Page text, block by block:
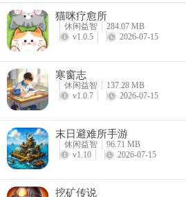
梦，散发着浪漫与温暖。
我的小独角兽女孩游戏怎么拍照
猫咪疗愈所
休闲益智
284.07 MB
v1.0.5
2026-07-15
寒窗志
休闲益智
137.28 MB
v1.0.7
2026-07-15
末日避难所手游
休闲益智
96.71 MB
v1.10
2026-07-15
挖矿传说